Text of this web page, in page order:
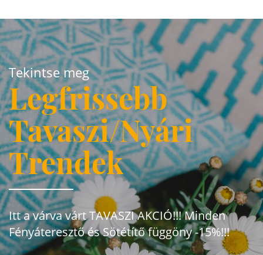
Tekintse meg
Legfrissebb
Tavaszi/Nyári
Trendek
Itt a várva várt TAVASZI AKCIÓ!!! Minden
Fényáteresztő és Sötétítő függöny -15%!!!